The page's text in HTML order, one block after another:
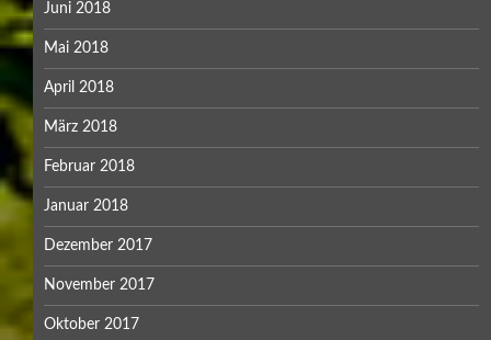
Juni 2018
Mai 2018
April 2018
März 2018
Februar 2018
Januar 2018
Dezember 2017
November 2017
Oktober 2017